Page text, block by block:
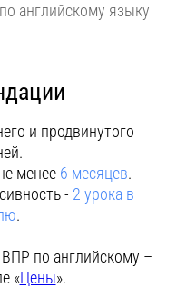
английскому языку
и продвинутого
менее 6 месяцев.
- 2 урока в
.
по английскому –
«Цены».